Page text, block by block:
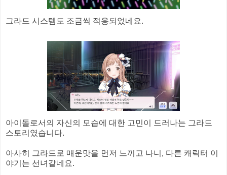
그라드 시스템도 조금씩 적응되었네요.
아이돌로서의 자신의 모습에 대한 고민이 드러나는 그라드
스토리였습니다.
아사히 그라드로 매운맛을 먼저 느끼고 나니, 다른 캐릭터 이
야기는 선녀같네요.